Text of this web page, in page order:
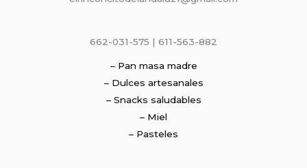
662-031-575 | 611-563-882
– Pan masa madre
– Dulces artesanales
– Snacks saludables
– Miel
– Pasteles